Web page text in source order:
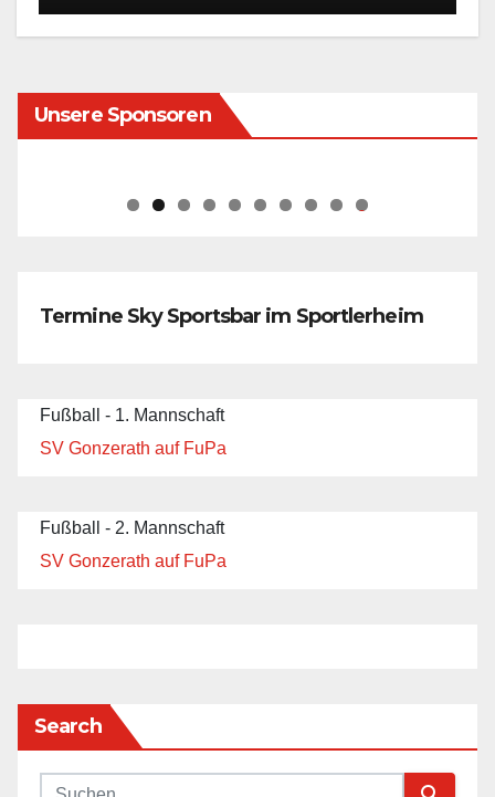
Unsere Sponsoren
0
Termine Sky Sportsbar im Sportlerheim
Fußball - 1. Mannschaft
SV Gonzerath auf FuPa
Fußball - 2. Mannschaft
SV Gonzerath auf FuPa
Search